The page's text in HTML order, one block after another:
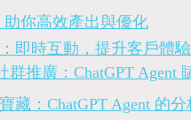
你高效產出與優化
即時互動，提升客戶體驗
群推廣：ChatGPT Agent
藏：ChatGPT Agent 的